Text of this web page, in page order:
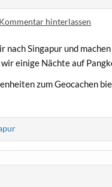
Kommentar hinterlassen
Singapur und
einige Nächte auf
zum Geocachen